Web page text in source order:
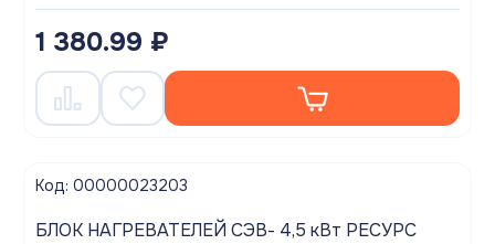
1 380.99 ₽
Код: 00000023203
БЛОК НАГРЕВАТЕЛЕЙ СЭВ- 4,5 кВт РЕСУРС